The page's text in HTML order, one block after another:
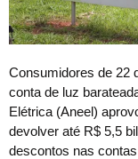
Consumidores de 22
conta de luz
Elétrica (Aneel)
devolver até R$ 5,5
descontos nas